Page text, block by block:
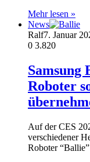
Mehr lesen »
News
Ralf7. Januar
0 3.820
Roboter
Auf der CES
verschiedener
Roboter